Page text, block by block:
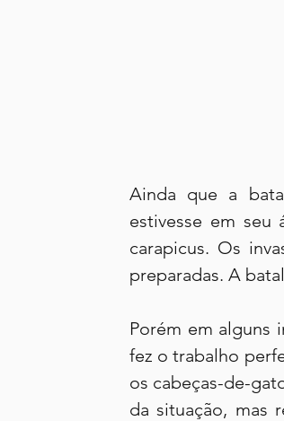
Ainda que a
estivesse em seu
carapicus. Os
preparadas. A
Porém em alguns
fez o trabalho
os cabeças-de-
da situação, mas